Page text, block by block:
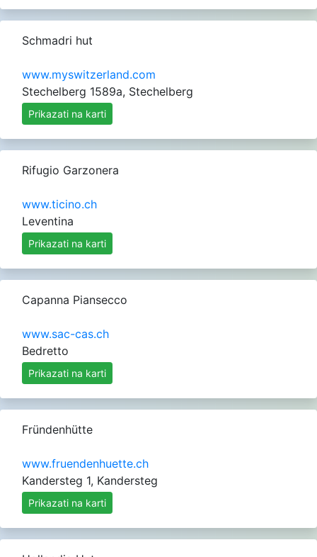
Schmadri hut
www.myswitzerland.com
Stechelberg 1589a, Stechelberg
Prikazati na karti
Rifugio Garzonera
www.ticino.ch
Leventina
Prikazati na karti
Capanna Piansecco
www.sac-cas.ch
Bedretto
Prikazati na karti
Fründenhütte
www.fruendenhuette.ch
Kandersteg 1, Kandersteg
Prikazati na karti